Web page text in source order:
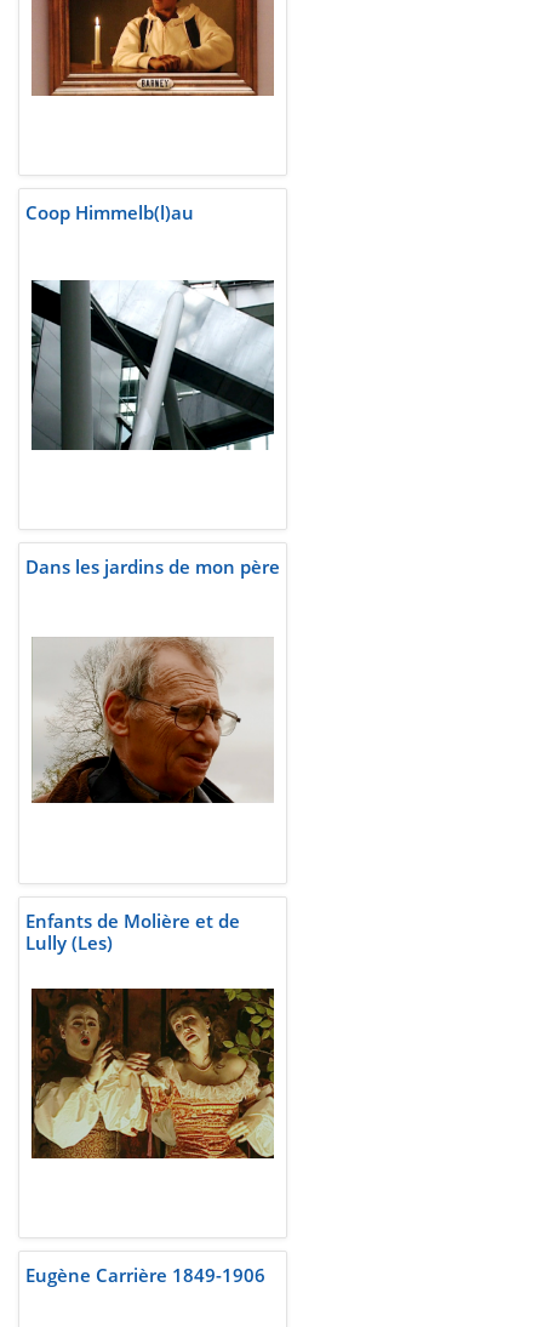
Coop Himmelb(l)au
Dans les jardins de mon père
Enfants de Molière et de
Lully (Les)
Eugène Carrière 1849-1906